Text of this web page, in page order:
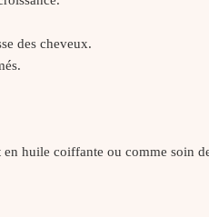
des cheveux.
huile coiffante ou comme soin